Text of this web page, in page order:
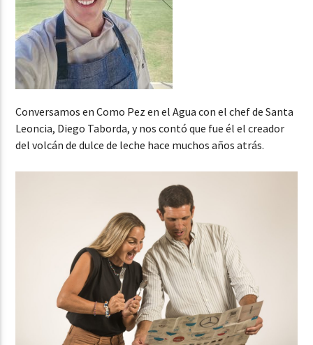
Conversamos en Como Pez en el Agua con el chef de Santa
Leoncia, Diego Taborda, y nos contó que fue él el creador
del volcán de dulce de leche hace muchos años atrás.